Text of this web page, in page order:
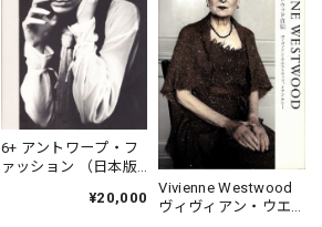
6+ アントワープ・フ
ァッション （日本版
¥20,000
Vivienne Westwood
ヴィヴィアン・ウエ